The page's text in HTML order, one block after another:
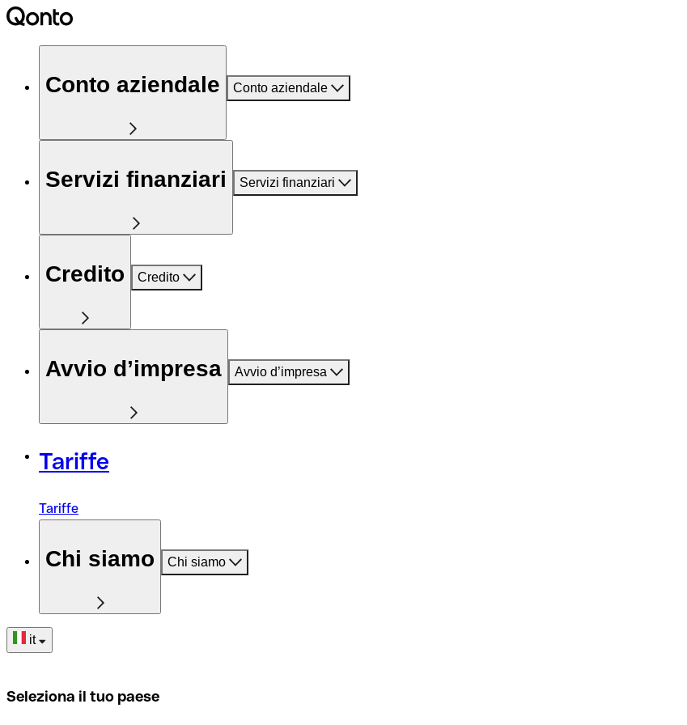
Conto aziendale Conto aziendale
Servizi finanziari Servizi finanziari
Credito Credito
Avvio d’impresa Avvio d’impresa
Tariffe
Tariffe
Chi siamo Chi siamo
it
Seleziona il tuo paese